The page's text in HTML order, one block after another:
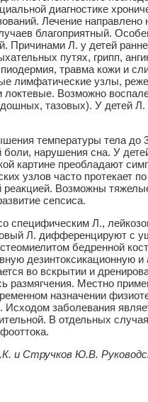
диагностике
Лечение направлено
благоприятный.
Причинами Л. у детей
путях, грипп,
травма кожи и
лимфатические узлы,
Возможно
тазовых). У детей Л.
температуры тела до
боли, нарушения сна. У
картине преобладают
узлов часто протекает
Возможны
сепсиса.
специфическим Л.,
Л. дифференцируют с
бедренной
дезинтоксикационную
во вскрытии и
размягчения. Местно
назначении
заболевания
В отдельных
и Стручков Ю.В.